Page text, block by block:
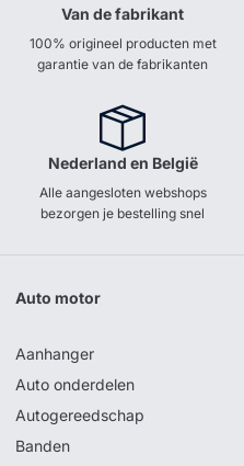
Van de fabrikant
100% origineel producten met
garantie van de fabrikanten
Nederland en België
Alle aangesloten webshops
bezorgen je bestelling snel
Auto motor
Aanhanger
Auto onderdelen
Autogereedschap
Banden